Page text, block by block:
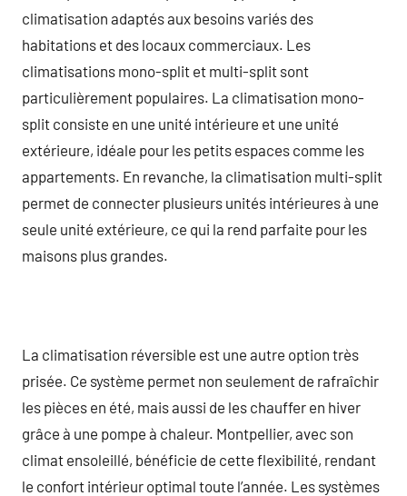
climatisation adaptés aux besoins variés des
habitations et des locaux commerciaux. Les
climatisations mono-split et multi-split sont
particulièrement populaires. La climatisation mono-
split consiste en une unité intérieure et une unité
extérieure, idéale pour les petits espaces comme les
appartements. En revanche, la climatisation multi-split
permet de connecter plusieurs unités intérieures à une
seule unité extérieure, ce qui la rend parfaite pour les
maisons plus grandes.
La climatisation réversible est une autre option très
prisée. Ce système permet non seulement de rafraîchir
les pièces en été, mais aussi de les chauffer en hiver
grâce à une pompe à chaleur. Montpellier, avec son
climat ensoleillé, bénéficie de cette flexibilité, rendant
le confort intérieur optimal toute l’année. Les systèmes